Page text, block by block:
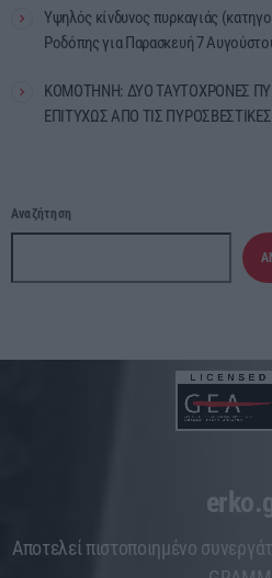
Υψηλός κίνδυνος πυρκαγιάς
Ροδόπης για Παρασκευή 7
ΚΟΜΟΤΗΝΗ: ΔΥΟ ΤΑΥΤΟΧΡΟΝΕΣ
ΕΠΙΤΥΧΩΣ ΑΠΟ ΤΙΣ
Αναζήτηση
Aποτελεί πιστοποιημένο